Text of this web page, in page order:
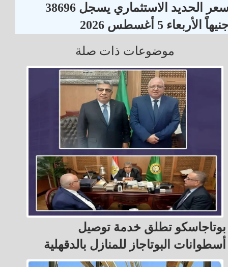
سعر الحديد الاستثماري يسجل 38696
الأربعاء 5 أغسطس 2026
موضوعات ذات صلة
بوتاجاسكو تطلق خدمة توصيل
أسطوانات البوتاجاز للمنازل بالدقهلية